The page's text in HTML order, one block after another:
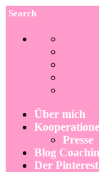
Über mich
Presse
Blog
Der